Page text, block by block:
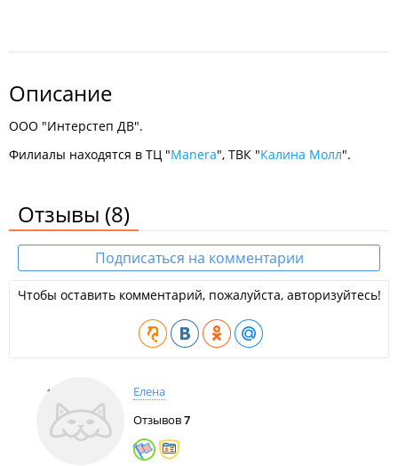
Описание
ООО "Интерстеп ДВ".
Филиалы находятся в ТЦ "Manera", ТВК "Калина Молл".
Отзывы (8)
Подписаться на комментарии
Чтобы оставить комментарий, пожалуйста, авторизуйтесь!
Елена
Отзывов7